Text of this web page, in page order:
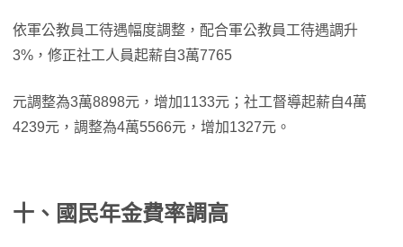
依軍公教員工待遇幅度調整，配合軍公教員工待遇調升
3%，修正社工人員起薪自3萬7765
元調整為3萬8898元，增加1133元；社工督導起薪自4萬
4239元，調整為4萬5566元，增加1327元。
十、國民年金費率調高